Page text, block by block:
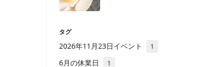
タグ
2026年11月23日イベント 1
6月の休業日 1